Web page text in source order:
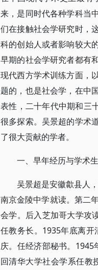
来，是同时代各种学科当
们在接触社会学研究时，
科的创始人或者影响较大
早期的社会学研究者都有
现代西方学术训练方面，
题的，也是社会学，在中
表性，二十年代中期和三
很多探索。吴景超的学术
了很大贡献的学者。
一、早年经历与学术
吴景超是安徽歙县人
南京金陵中学就读。第二
会学。后入芝加哥大学攻
任教务长。1935年底离
庆。任经济部秘书。
回清华大学社会学系任教